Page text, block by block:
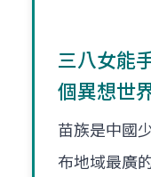
三八女能
個異想世
苗族是中國
布地域最廣